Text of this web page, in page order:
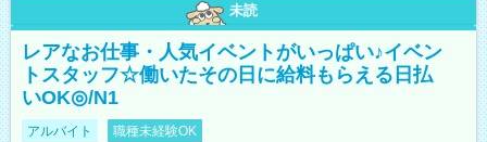
未読
レアなお仕事・人気イベントがいっぱい♪イベン
トスタッフ☆働いたその日に給料もらえる日払
いOK◎/N1
アルバイト 職種未経験OK